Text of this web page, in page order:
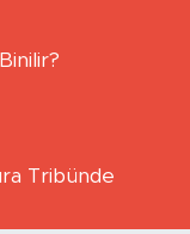
Tribünde